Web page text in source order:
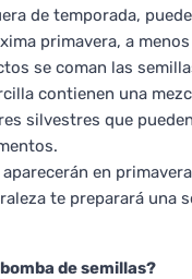
de temporada,
primavera, a
se coman las
contienen una
silvestres que
en
te preparará una
de semillas?